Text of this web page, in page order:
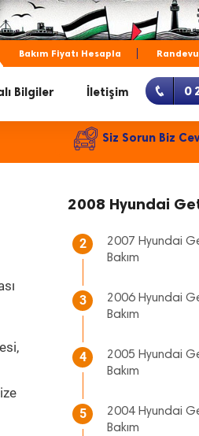
Bakım Fiyatı Hesapla
Bilgiler İletişim 0
Siz Sorun Biz
2008 Hyundai
2
2007 Hyundai
Bakım
3
2006 Hyundai
Bakım
4
2005 Hyundai
Bakım
5
2004 Hyundai
Bakım